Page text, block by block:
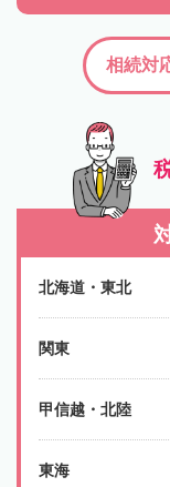
相続対
北海道・東北
関東
甲信越・北陸
東海